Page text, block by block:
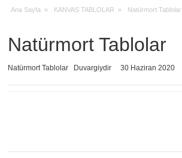
Ana Sayfa » KANVAS TABLOLAR » Natürmort Tablolar
Natürmort Tablolar
Natürmort Tablolar Duvargiydir 30 Haziran 2020